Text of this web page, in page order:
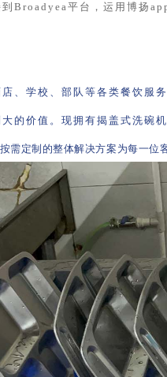
Broadyea平台，运用博扬
、学校、部队等各类餐饮服
的价值。现拥有揭盖式洗碗
定制的整体解决方案为每一位